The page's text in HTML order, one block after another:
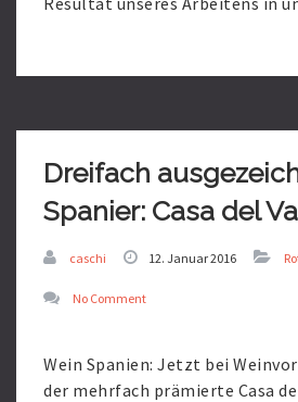
Dreifach
Spanier: Casa del
caschi 12. Januar 2016
No Comment
Wein Spanien: Jetzt bei
der mehrfach prämierte Casa